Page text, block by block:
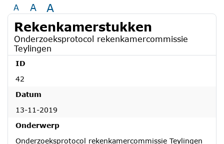
A A A
Rekenkamerstukken
Onderzoeksprotocol rekenkamercommissie
Teylingen
ID
42
Datum
13-11-2019
Onderwerp
Onderzoeksprotocol rekenkamercommissie Teylingen